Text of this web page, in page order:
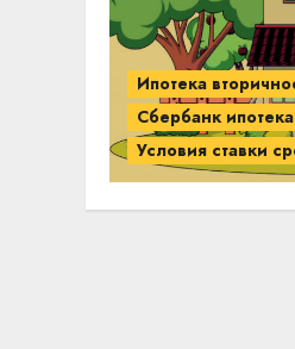
Ипотека
Сбербанк
Условия ставки